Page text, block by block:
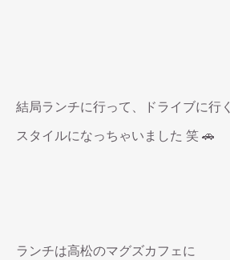
結局ランチに行って、ドライブに行く
スタイルになっちゃいました 笑 🚗
ランチは高松のマグズカフェに